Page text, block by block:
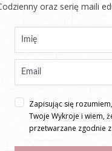
oraz serię maili
Zapisując się
Twoje Wykroje i wiem,
przetwarzane zgodnie z